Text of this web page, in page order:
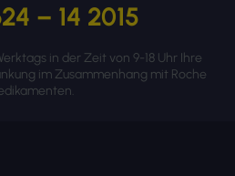
– 14 2015
in der Zeit von 9-18 Uhr Ihre
im Zusammenhang mit Roche